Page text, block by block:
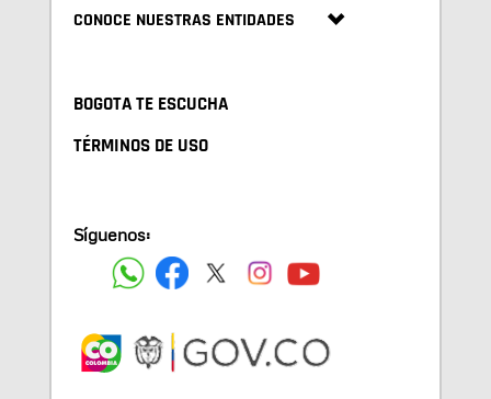
CONOCE NUESTRAS ENTIDADES
BOGOTA TE ESCUCHA
TÉRMINOS DE USO
Síguenos: